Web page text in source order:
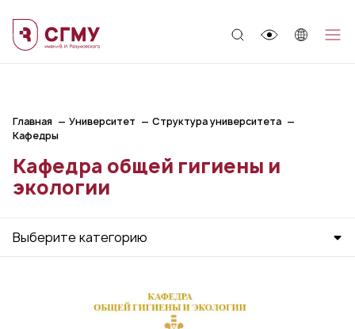
Главная Университет
Структура университета
Кафедры
Кафедра общей гигиены и
экологии
Выберите категорию